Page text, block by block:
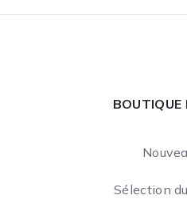
BOUTIQUE
Sélection